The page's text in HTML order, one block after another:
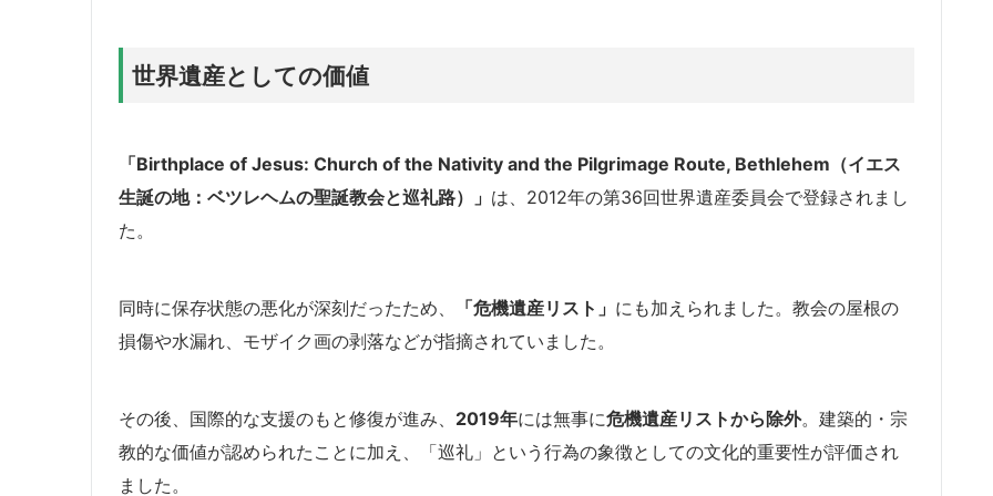
世界遺産としての価値
「Birthplace of Jesus: Church of the Nativity and the Pilgrimage Route, Bethlehem（イエス
生誕の地：ベツレヘムの聖誕教会と巡礼路）」 は、2012年の第36回世界遺産委員会で登録されまし
た。
同時に保存状態の悪化が深刻だったため、 「危機遺産リスト」 にも加えられました。教会の屋根の
損傷や水漏れ、モザイク画の剥落などが指摘されていました。
その後、国際的な支援のもと修復が進み、 2019年には無事に危機遺産リストから除外。建築的・宗
教的な価値が認められたことに加え、「巡礼」という行為の象徴としての文化的重要性が評価され
ました。